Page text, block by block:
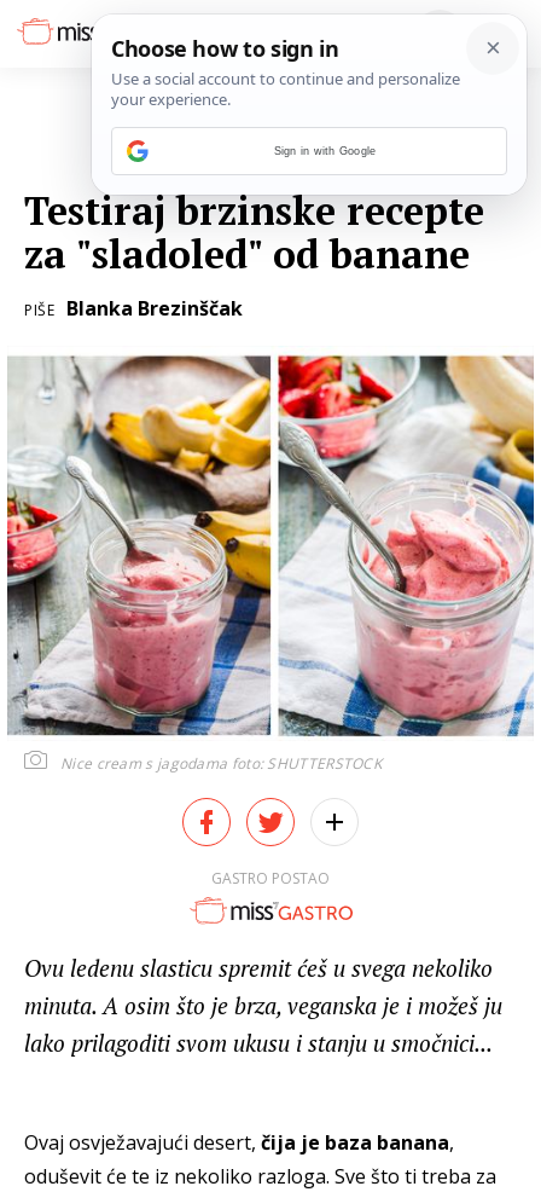
Testiraj brzinske recepte
za "sladoled" od banane
PIŠE Blanka Brezinščak
Nice cream s jagodama foto: SHUTTERSTOCK
GASTRO POSTAO
Ovu ledenu slasticu spremit ćeš u svega nekoliko
minuta. A osim što je brza, veganska je i možeš ju
lako prilagoditi svom ukusu i stanju u smočnici...
Ovaj osvježavajući desert, čija je baza banana,
oduševit će te iz nekoliko razloga. Sve što ti treba za
Sign in with Google